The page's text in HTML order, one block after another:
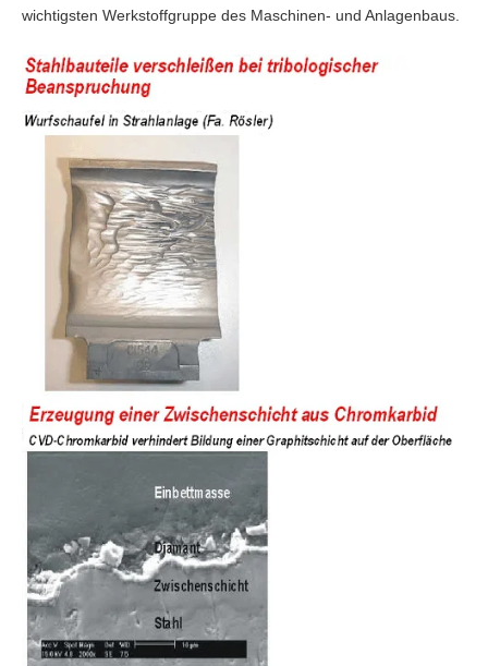
wichtigsten Werkstoffgruppe des Maschinen- und Anlagenbaus.